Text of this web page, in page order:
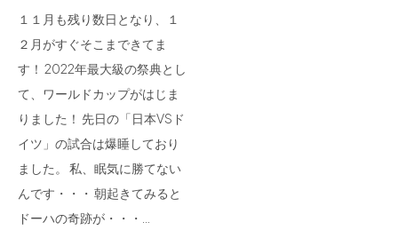
フラッグシップストア
熊本店
Arv
１１月も残り数日となり、１
２月がすぐそこまできてま
す！ 2022年最大級の祭典とし
て、ワールドカップがはじま
りました！ 先日の「日本VSド
イツ」の試合は爆睡しており
ました。 私、眠気に勝てない
んです・・・ 朝起きてみると
ドーハの奇跡が・・・…